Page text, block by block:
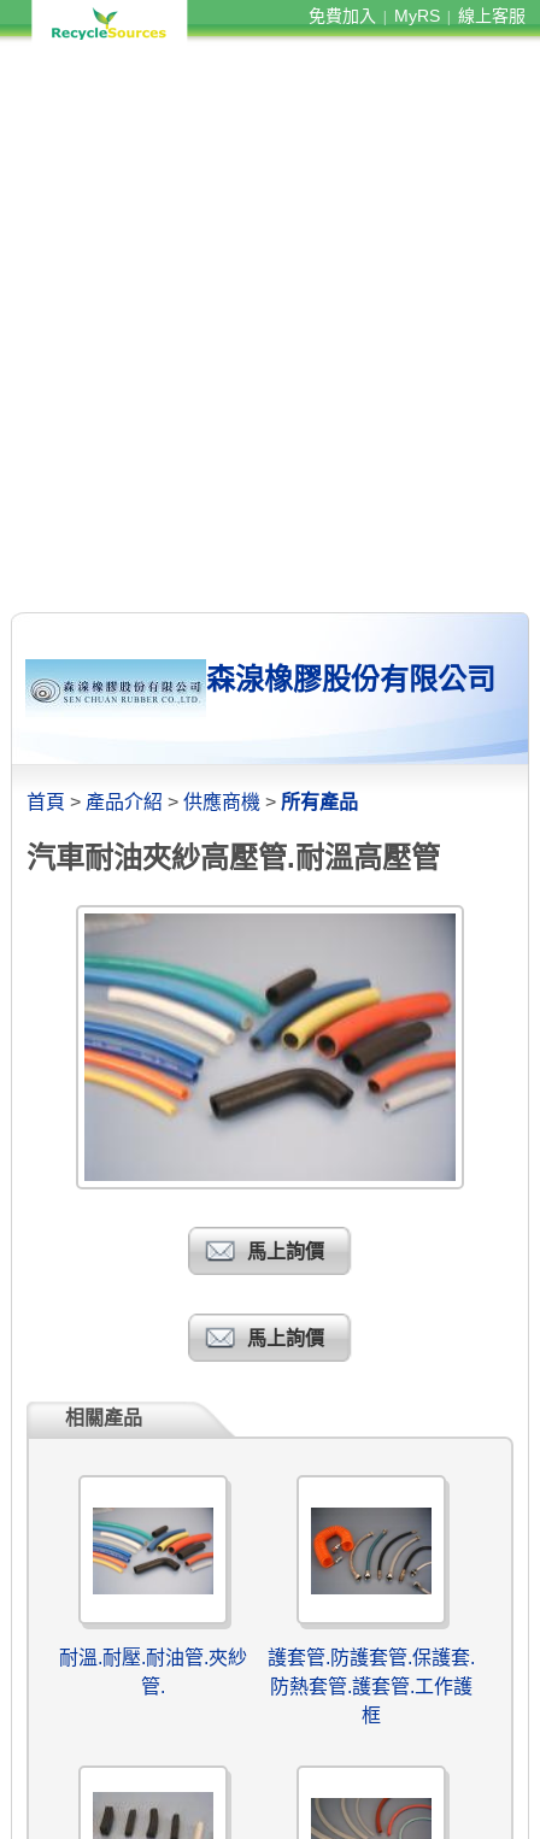
免費加入 MyRS 線上客服
森湶橡膠股份有限公司
首頁 > 產品介紹 > 供應商機 > 所有產品
汽車耐油夾紗高壓管.耐溫高壓管
馬上詢價
馬上詢價
相關產品
耐溫.耐壓.耐油管.夾紗
管.
護套管.防護套管.保護套.
防熱套管.護套管.工作護
框